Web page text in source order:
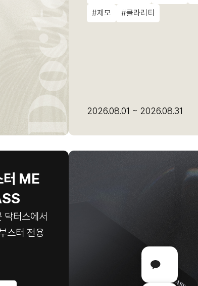
#제모
#클라리티
2026.08.01 ~ 2026.08.31
터 ME
닥터스에서
스터 전용